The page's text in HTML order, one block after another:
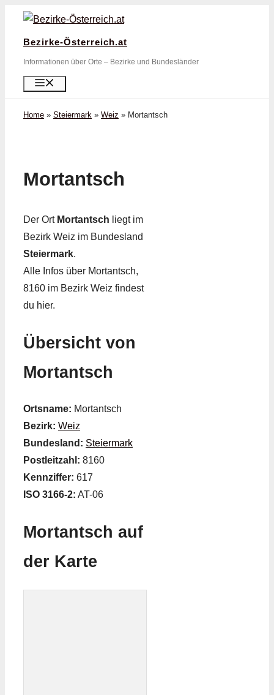
Zum
springen
Bezirke-Österreich.at
Informationen über Orte – Bezirke und Bundesländer
Home » Steiermark » Weiz » Mortantsch
Mortantsch
Der Ort Mortantsch liegt im
Bezirk Weiz im Bundesland
Steiermark.
Alle Infos über Mortantsch,
8160 im Bezirk Weiz findest
du hier.
Übersicht von
Mortantsch
Ortsname: Mortantsch
Bezirk: Weiz
Bundesland: Steiermark
Postleitzahl: 8160
Kennziffer: 617
ISO 3166-2: AT-06
Mortantsch auf
der Karte